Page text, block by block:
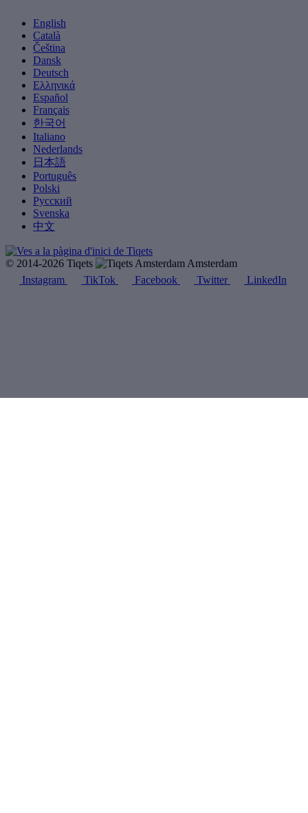
English
Català
Čeština
Dansk
Deutsch
Ελληνικά
Español
Français
한국어
Italiano
Nederlands
日本語
Português
Polski
Русский
Svenska
中文
© 2014-2026 Tiqets
Amsterdam
Instagram
TikTok Facebook Twitter LinkedIn